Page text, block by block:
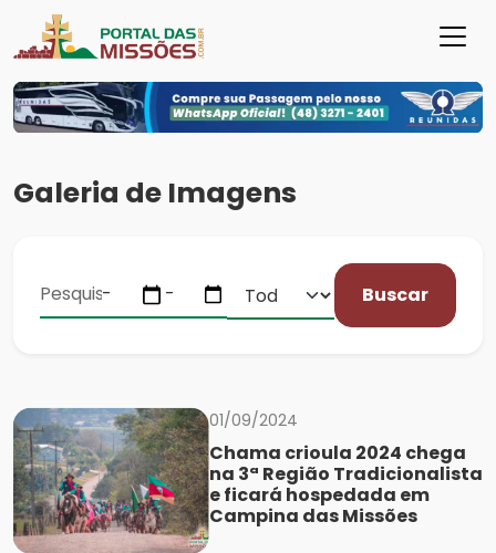
Galeria de Imagens
Buscar
01/09/2024
Chama crioula 2024 chega
na 3ª Região Tradicionalista
e ficará hospedada em
Campina das Missões